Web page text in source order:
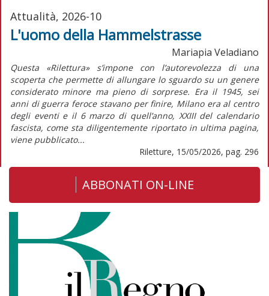
Attualità, 2026-10
L'uomo della Hammelstrasse
Mariapia Veladiano
Questa «Rilettura» s’impone con l’autorevolezza di una
scoperta che permette di allungare lo sguardo su un genere
considerato minore ma pieno di sorprese. Era il 1945, sei
anni di guerra feroce stavano per finire, Milano era al centro
degli eventi e il 6 marzo di quell’anno, XXIII del calendario
fascista, come sta diligentemente riportato in ultima pagina,
viene pubblicato...
Riletture, 15/05/2026, pag. 296
ABBONATI ON-LINE